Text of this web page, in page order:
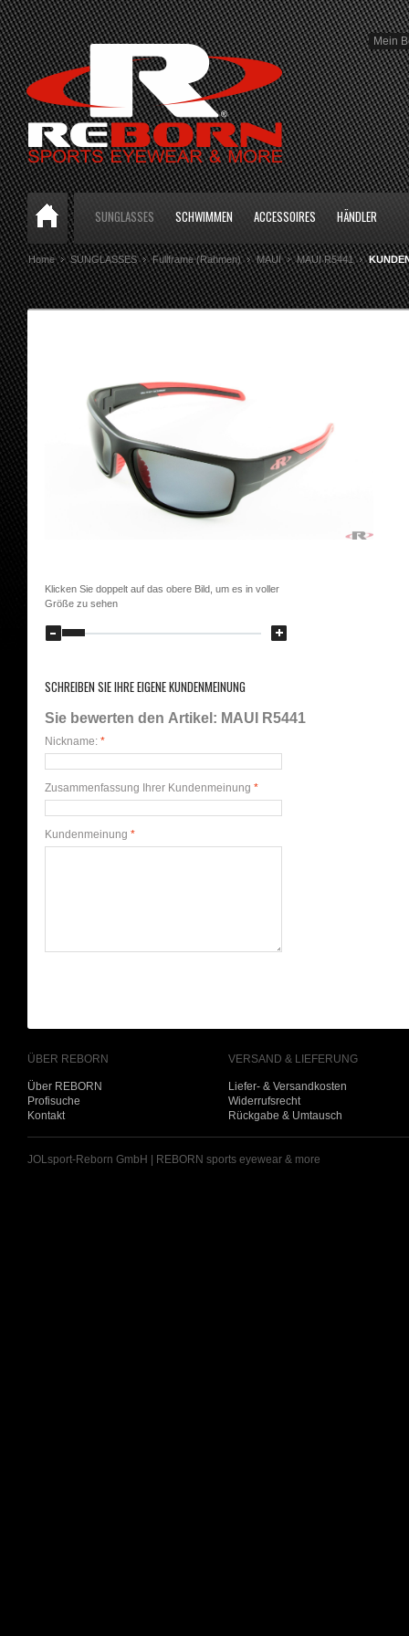
Mein
SUNGLASSES SCHWIMMEN ACCESSOIRES HÄNDLER
Home SUNGLASSES Fullframe (Rahmen) MAUI MAUI R5441
Klicken Sie doppelt auf das obere Bild, um es in voller
Größe zu sehen
SCHREIBEN SIE IHRE EIGENE KUNDENMEINUNG
Sie bewerten den Artikel: MAUI R5441
*
Nickname:
*
Zusammenfassung Ihrer Kundenmeinung
*
Kundenmeinung
ÜBER REBORN VERSAND & LIEFERUNG
Über REBORN
Profisuche
Kontakt
Liefer- & Versandkosten
Widerrufsrecht
Rückgabe & Umtausch
JOLsport-Reborn GmbH | REBORN sports eyewear & more